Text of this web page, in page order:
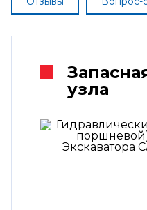
узла